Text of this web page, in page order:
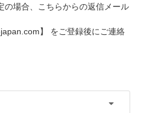
場合、こちらからの返信メール
】 をご登録後にご連絡